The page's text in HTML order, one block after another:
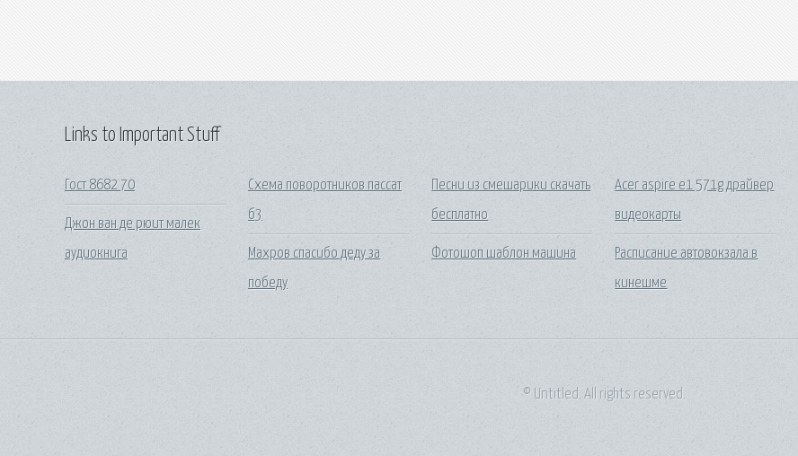
Links to Important Stuff
Гост 8682 70
Джон ван де рюит малек
аудиокнига
Схема поворотников пассат
б3
Махров спасибо деду за
победу
Песни из смешарики скачать
бесплатно
Фотошоп шаблон машина
Acer aspire e1 571g драйвер
видеокарты
Расписание автовокзала в
кинешме
© Untitled. All rights reserved.